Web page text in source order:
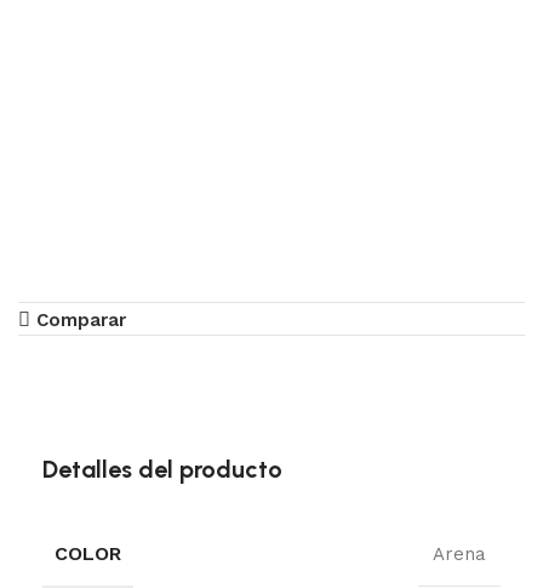
Comparar
Detalles del producto
COLOR Arena